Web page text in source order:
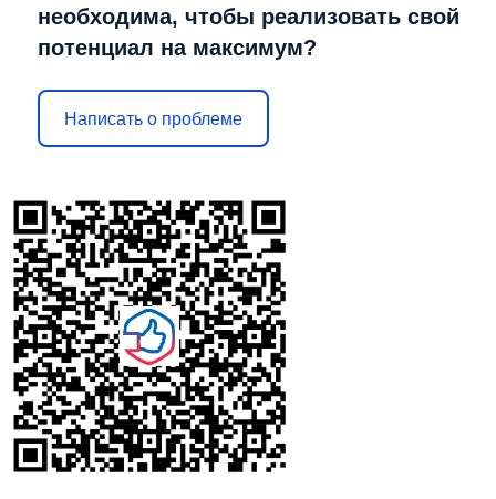
необходима, чтобы реализовать свой
потенциал на максимум?
Написать о проблеме